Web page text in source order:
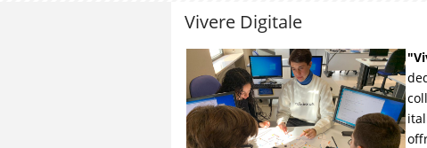
Vivere Digitale